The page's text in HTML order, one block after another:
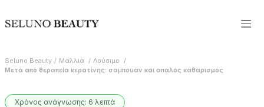
Seluno Beauty Μαλλιά
Λούσιμο
Μετά από θεραπεία κερατίνης: σαμπουάν και απαλός καθαρισμός
Χρόνος ανάγνωσης: 6 λεπτά